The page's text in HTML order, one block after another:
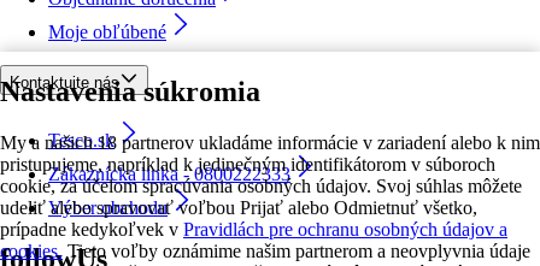
Nastavenia súkromia
My a našich 18 partnerov ukladáme informácie v zariadení alebo k nim
pristupujeme, napríklad k jedinečným identifikátorom v súboroch
cookie, za účelom spracúvania osobných údajov. Svoj súhlas môžete
udeliť alebo spravovať voľbou Prijať alebo Odmietnuť všetko,
prípadne kedykoľvek v Pravidlách pre ochranu osobných údajov a
cookies. Tieto voľby oznámime našim partnerom a neovplyvnia údaje
Moje obľúbené
Kontaktujte nás
Tesco.sk
Zákaznícka linka - 0800222333
Výber obchodu
followUs